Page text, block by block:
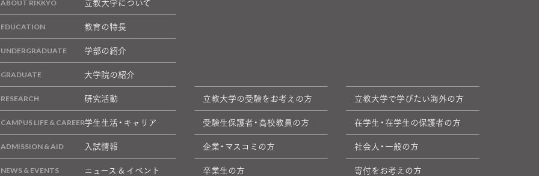
立教大学について
教育の特長
学部の紹介
大学院の紹介
研究活動
学生生活・キャリア
入試情報
ニュース & イベント
立教大学の受験をお考えの方
立教大学で学びたい海外の方
受験生保護者・高校教員の方
在学生・在学生の保護者の方
企業・マスコミの方
社会人・一般の方
卒業生の方
寄付をお考えの方